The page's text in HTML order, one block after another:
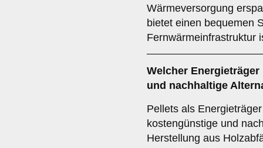
Wärmeversorgung
bietet einen bequemen
Fernwärmeinfrastruktur
Welcher Energieträger
und nachhaltige
Pellets als
kostengünstige und
Herstellung aus